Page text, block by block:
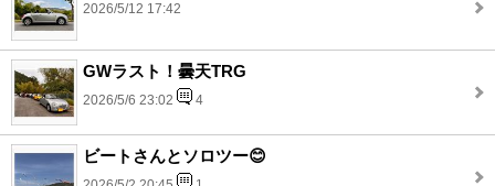
2026/5/12 17:42
GWラスト！曇天TRG
2026/5/6 23:02 4
ビートさんとソロツー😊